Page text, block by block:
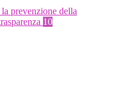
prevenzione della
10